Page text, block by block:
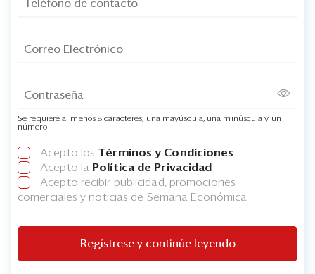
Se requiere al menos 8 caracteres, una mayúscula, una minúscula y un
número
Acepto los Términos y Condiciones
Acepto la Política de Privacidad
Acepto recibir publicidad, promociones
comerciales y noticias de Semana Económica
Regístrese y continúe leyendo